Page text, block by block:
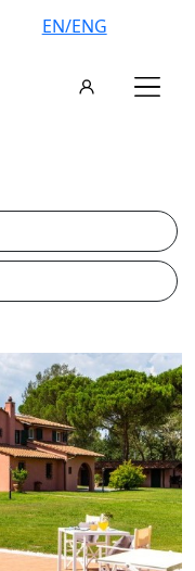
EN/ENG